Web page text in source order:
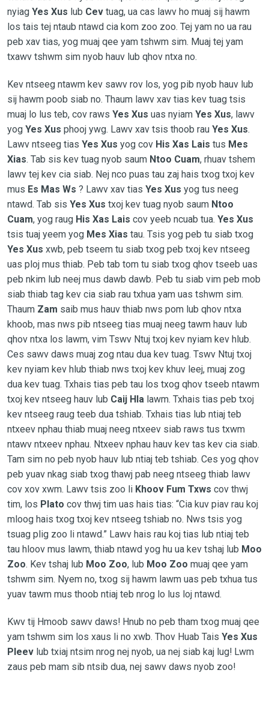
nyiag Yes Xus lub Cevtuag, ua cas lawv ho muaj sij hawm
los tais tej ntaub ntawd cia kom zoo zoo. Tej yam no ua rau
peb xav tias, yog muaj qee yam tshwm sim. Muaj tej yam
txawv tshwm sim nyob hauv lub qhov ntxa no.
Kev ntseeg ntawm kev sawv rov los, yog pib nyob hauv lub
sij hawm poob siab no. Thaum lawv xav tias kev tuag tsis
muaj lo lus teb, cov raws Yes Xus uas nyiam Yes Xus, lawv
yog Yes Xus phooj ywg. Lawv xav tsis thoob rau Yes Xus.
Lawv ntseeg tias Yes Xus yog cov His Xas Lais tus Mes
Xias. Tab sis kev tuag nyob saum Ntoo Cuam, rhuav tshem
lawv tej kev cia siab. Nej nco puas tau zaj hais txog txoj kev
mus Es Mas Ws ? Lawv xav tias Yes Xus yog tus neeg
ntawd. Tab sis Yes Xus txoj kev tuag nyob saum Ntoo
Cuam, yog raug His Xas Lais cov yeeb ncuab tua. Yes Xus
tsis tuaj yeem yog Mes Xias tau. Tsis yog peb tu siab txog
Yes Xus xwb, peb tseem tu siab txog peb txoj kev ntseeg
uas ploj mus thiab. Peb tab tom tu siab txog qhov tseeb uas
peb nkim lub neej mus dawb dawb. Peb tu siab vim peb mob
siab thiab tag kev cia siab rau txhua yam uas tshwm sim.
Thaum Zam saib mus hauv thiab nws pom lub qhov ntxa
khoob, mas nws pib ntseeg tias muaj neeg tawm hauv lub
qhov ntxa los lawm, vim Tswv Ntuj txoj kev nyiam kev hlub.
Ces sawv daws muaj zog ntau dua kev tuag. Tswv Ntuj txoj
kev nyiam kev hlub thiab nws txoj kev khuv leej, muaj zog
dua kev tuag. Txhais tias peb tau los txog qhov tseeb ntawm
txoj kev ntseeg hauv lub Caij Hlalawm. Txhais tias peb txoj
kev ntseeg raug teeb dua tshiab. Txhais tias lub ntiaj teb
ntxeev nphau thiab muaj neeg ntxeev siab raws tus txwm
ntawv ntxeev nphau. Ntxeev nphau hauv kev tas kev cia siab.
Tam sim no peb nyob hauv lub ntiaj teb tshiab. Ces yog qhov
peb yuav nkag siab txog thawj pab neeg ntseeg thiab lawv
cov xov xwm. Lawv tsis zoo li Khoov Fum Txws cov thwj
tim, los Plato cov thwj tim uas hais tias: “Cia kuv piav rau koj
mloog hais txog txoj kev ntseeg tshiab no. Nws tsis yog
tsuag plig zoo li ntawd.” Lawv hais rau koj tias lub ntiaj teb
tau hloov mus lawm, thiab ntawd yog hu ua kev tshaj lub Moo
Zoo. Kev tshaj lub Moo Zoo, lub Moo Zoo muaj qee yam
tshwm sim. Nyem no, txog sij hawm lawm uas peb txhua tus
yuav tawm mus thoob ntiaj teb nrog lo lus loj ntawd.
Kwv tij Hmoob sawv daws! Hnub no peb tham txog muaj qee
yam tshwm sim los xaus li no xwb. Thov Huab Tais Yes Xus
Pleevlub txiaj ntsim nrog nej nyob, ua nej siab kaj lug! Lwm
zaus peb mam sib ntsib dua, nej sawv daws nyob zoo!